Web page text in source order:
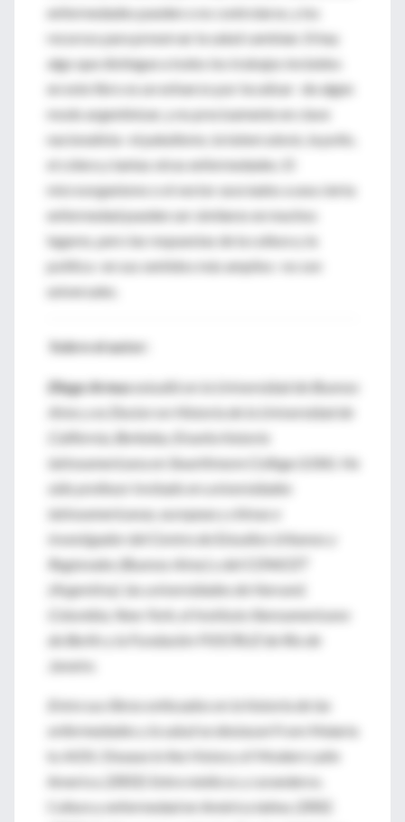
enfermedades pueden o no controlarse, y los
recursos para preservar la salud cambian. Si hay
algo que distingue a todos los trabajos incluidos
en este libro es un esfuerzo por localizar -de algún
modo argentinizar, y no precisamente en clave
nacionalista- el paludismo, la tuberculosis, la polio,
el cólera y tantas otras enfermedades. El
microorganismo o el vector asociados a una cierta
enfermedad pueden ser similares en muchos
lugares, pero las respuestas de la cultura y la
política -en sus sentidos más amplios- no son
universales.
Sobre el autor:
Diego Armusestudió en la Universidad de Buenos
Aires y es Doctor en Historia de la Universidad de
California, Berkeley. Enseña historia
latinoamericana en Swarthmore College (USA). Ha
sido profesor invitado en universidades
latinoamericanas, europeas y chinas e
investigador del Centro de Estudios Urbanos y
Regionales (Buenos Aires) y del CONICET
(Argentina), las universidades de Harvard,
Columbia, New York, el Instituto Iberoamericano
de Berlín y la Fundación FIOCRUZ de Río de
Janeiro.
Entre sus libros enfocados en la historia de las
enfermedades y la salud se destacan
From Malaria
to AIDS. Disease in the History of Modern Latin
America
(2003);
Entre médicos y curanderos.
Cultura y enfermedad en América latina (2002,